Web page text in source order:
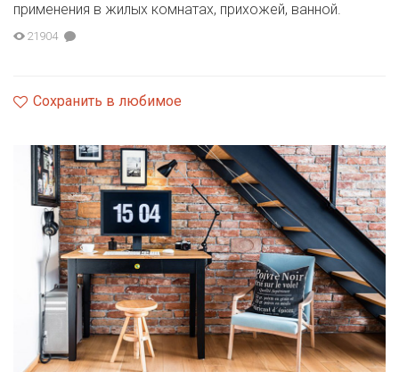
применения в жилых комнатах, прихожей, ванной.
21904
Сохранить в любимое